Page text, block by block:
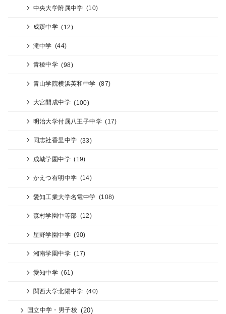
中央大学附属中学 (10)
成蹊中学 (12)
滝中学 (44)
青稜中学 (98)
青山学院横浜英和中学 (87)
大宮開成中学 (100)
明治大学付属八王子中学 (17)
同志社香里中学 (33)
成城学園中学 (19)
かえつ有明中学 (14)
愛知工業大学名電中学 (108)
森村学園中等部 (12)
星野学園中学 (90)
湘南学園中学 (17)
愛知中学 (61)
関西大学北陽中学 (40)
国立中学・男子校 (20)